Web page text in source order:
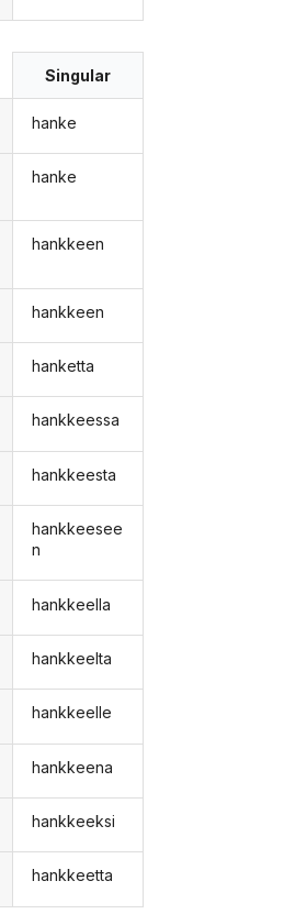
Singular
hanke
hanke
hankkeen
hankkeen
hanketta
hankkeessa
hankkeesta
hankkeesee
n
hankkeella
hankkeelta
hankkeelle
hankkeena
hankkeeksi
hankkeetta